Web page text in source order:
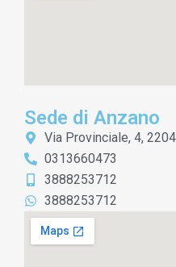
Sede di Anzano
Via Provinciale, 4,
0313660473
3888253712
3888253712